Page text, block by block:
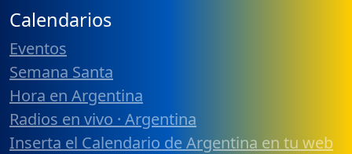
Calendarios
Eventos
Semana Santa
Hora en Argentina
Radios en vivo · Argentina
Inserta el Calendario de Argentina en tu web